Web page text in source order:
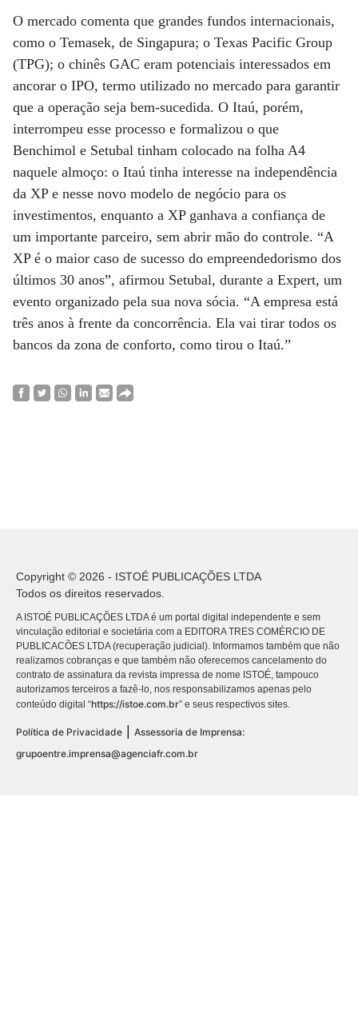
O mercado comenta que grandes fundos internacionais,
como o Temasek, de Singapura; o Texas Pacific Group
(TPG); o chinês GAC eram potenciais interessados em
ancorar o IPO, termo utilizado no mercado para garantir
que a operação seja bem-sucedida. O Itaú, porém,
interrompeu esse processo e formalizou o que
Benchimol e Setubal tinham colocado na folha A4
naquele almoço: o Itaú tinha interesse na independência
da XP e nesse novo modelo de negócio para os
investimentos, enquanto a XP ganhava a confiança de
um importante parceiro, sem abrir mão do controle. “A
XP é o maior caso de sucesso do empreendedorismo dos
últimos 30 anos”, afirmou Setubal, durante a Expert, um
evento organizado pela sua nova sócia. “A empresa está
três anos à frente da concorrência. Ela vai tirar todos os
bancos da zona de conforto, como tirou o Itaú.”
Copyright © 2026 - ISTOÉ PUBLICAÇÕES LTDA
Todos os direitos reservados.
A ISTOÉ PUBLICAÇÕES LTDA é um portal digital independente e sem
vinculação editorial e societária com a EDITORA TRES COMÉRCIO DE
PUBLICACÕES LTDA (recuperação judicial). Informamos também que não
realizamos cobranças e que também não oferecemos cancelamento do
contrato de assinatura da revista impressa de nome ISTOÉ, tampouco
autorizamos terceiros a fazê-lo, nos responsabilizamos apenas pelo
conteúdo digital “https://istoe.com.br” e seus respectivos sites.
Política de Privacidade
Assessoria de Imprensa:
grupoentre.imprensa@agenciafr.com.br